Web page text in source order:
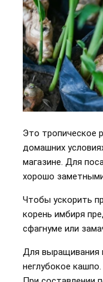
Это тропическое
домашних
магазине. Для
хорошо
Чтобы ускорить
корень имбиря
сфагнуме или
Для выращивания
неглубокое кашпо.